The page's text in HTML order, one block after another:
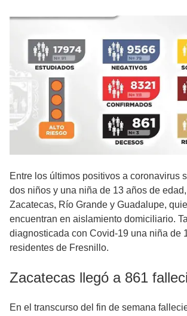
Entre los últimos positivos a coronavirus
dos niños y una niña de 13 años de
Zacatecas, Río Grande y Guadalupe,
encuentran en aislamiento domiciliario.
diagnosticada con Covid-19 una niña de
residentes de Fresnillo.
Zacatecas llegó a 861
En el transcurso del fin de semana